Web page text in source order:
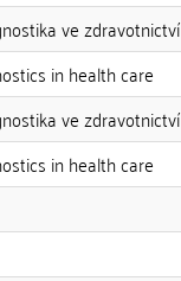
ve zdravotnictví
in health care
ve zdravotnictví
in health care